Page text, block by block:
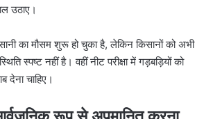
उठाए।
का मौसम शुरू हो चुका है, लेकिन किसानों को अभी
स्पष्ट नहीं है। वहीं नीट परीक्षा में गड़बड़ियों को
देना चाहिए।